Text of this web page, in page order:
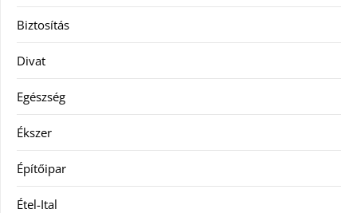
Biztosítás
Divat
Egészség
Ékszer
Építőipar
Étel-Ital